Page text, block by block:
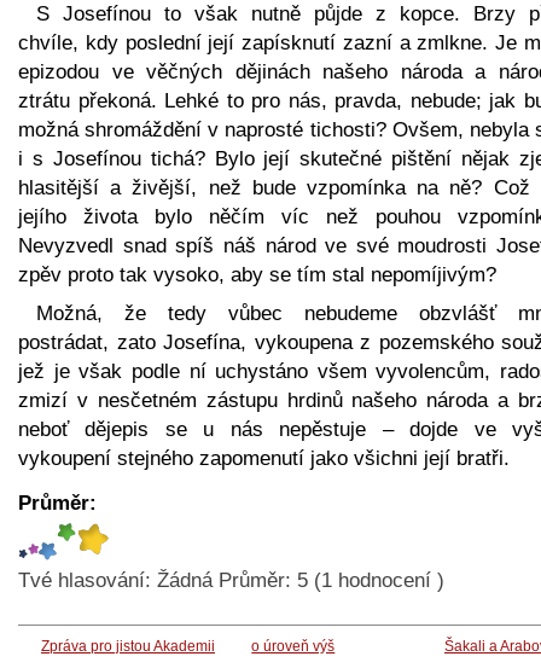
S Josefínou to však nutně půjde z kopce. Brzy
chvíle, kdy poslední její zapísknutí zazní a zmlkne. Je
epizodou ve věčných dějinách našeho národa a
ztrátu překoná. Lehké to pro nás, pravda, nebude; jak
možná shromáždění v naprosté tichosti? Ovšem, nebyla
i s Josefínou tichá? Bylo její skutečné pištění nějak
hlasitější a živější, než bude vzpomínka na ně?
jejího života bylo něčím víc než pouhou
Nevyzvedl snad spíš náš národ ve své moudrosti
zpěv proto tak vysoko, aby se tím stal nepomíjivým?
Možná, že tedy vůbec nebudeme obzvlášť
postrádat, zato Josefína, vykoupena z pozemského
jež je však podle ní uchystáno všem vyvolencům,
zmizí v nesčetném zástupu hrdinů našeho národa a
neboť dějepis se u nás nepěstuje – dojde ve
vykoupení stejného zapomenutí jako všichni její bratři.
Průměr:
Tvé hlasování: Žádná Průměr: 5 (1 hodnocení )
Zpráva pro jistou Akademii o úroveň výš Šakali a